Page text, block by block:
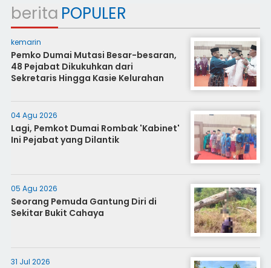
berita POPULER
kemarin
Pemko Dumai Mutasi Besar-besaran,
48 Pejabat Dikukuhkan dari
Sekretaris Hingga Kasie Kelurahan
04 Agu 2026
Lagi, Pemkot Dumai Rombak 'Kabinet'
Ini Pejabat yang Dilantik
05 Agu 2026
Seorang Pemuda Gantung Diri di
Sekitar Bukit Cahaya
31 Jul 2026